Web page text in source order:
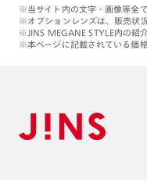
※当サイト内の文字・画像等全
※オプションレンズは、販売状
※JINS MEGANE STYLE内の紹
※本ページに記載されている価